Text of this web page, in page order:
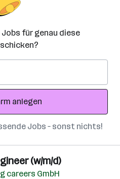
Jobs für genau diese
anlegen
Jobs – sonst nichts!
(w/m/d)
careers GmbH